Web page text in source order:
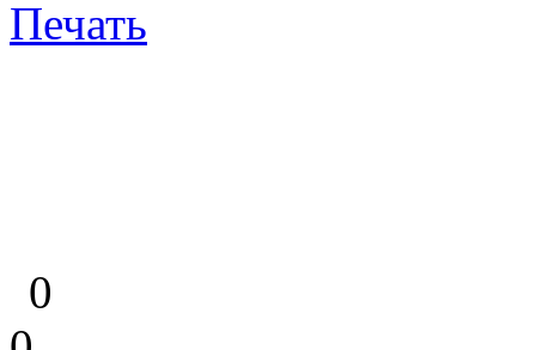
Печать
0